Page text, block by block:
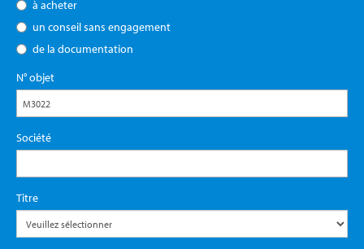
à acheter
un conseil sans engagement
de la documentation
N° objet
Société
Titre